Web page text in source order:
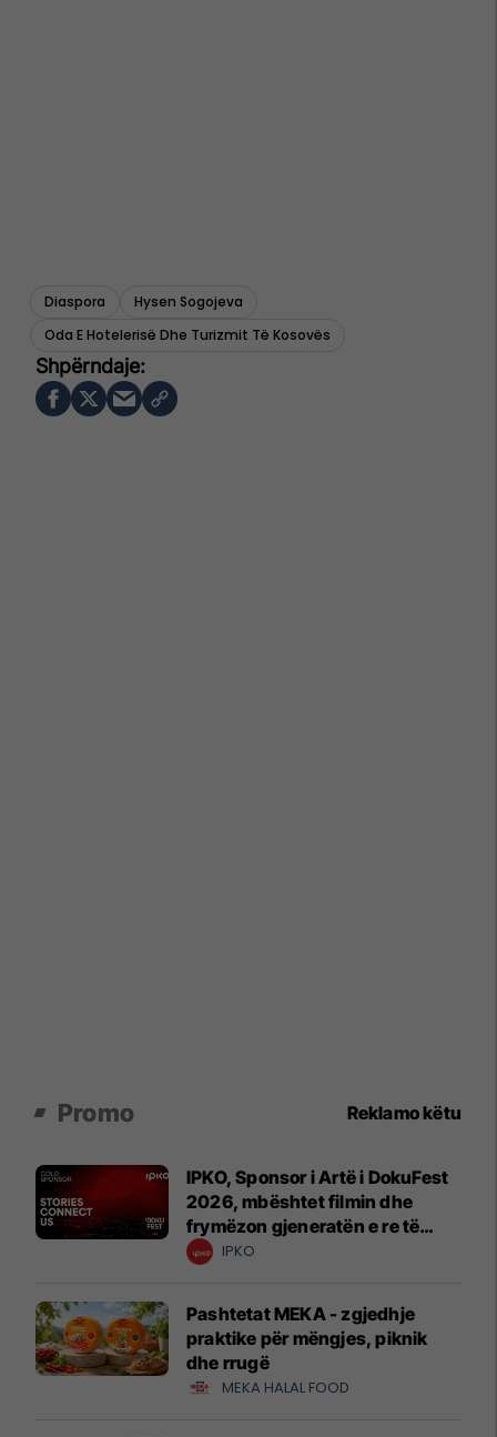
Diaspora
Hysen Sogojeva
Oda E Hotelerisë Dhe Turizmit Të Kosovës
Promo Reklamo këtu
IPKO, Sponsor i Artë i DokuFest
2026, mbështet filmin dhe
frymëzon gjeneratën e re të
krijuesve
IPKO
Pashtetat MEKA - zgjedhje
praktike për mëngjes, piknik
dhe rrugë
MEKA HALAL FOOD